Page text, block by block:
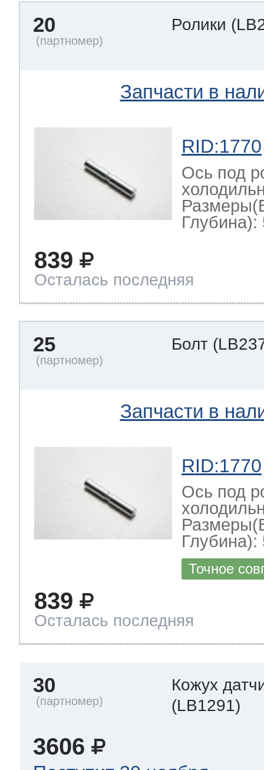
20 Ролики
Запчасти в
RID:1770
Ось под
Глубина):
839
Осталась последняя
25 Болт
Запчасти в
RID:1770
Ось под
Глубина):
Точное
839
Осталась последняя
30
Кожух
(LB1291)
3606